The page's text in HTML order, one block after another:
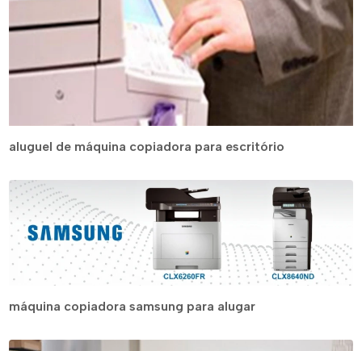
aluguel de máquina copiadora para escritório
máquina copiadora samsung para alugar